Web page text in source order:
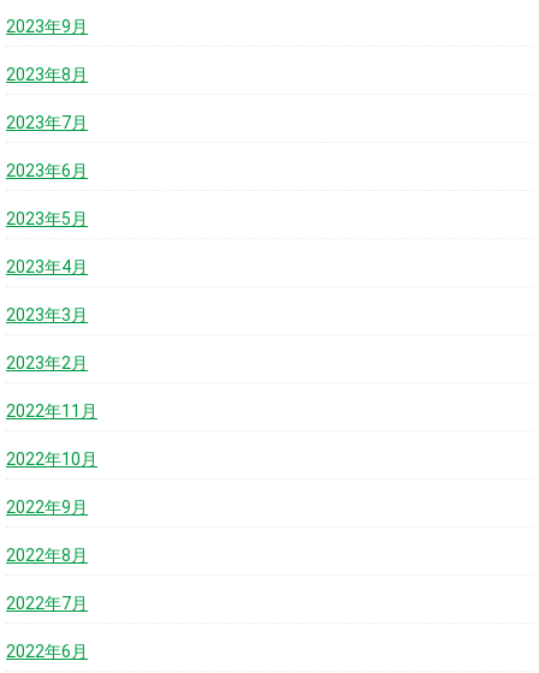
2023年9月
2023年8月
2023年7月
2023年6月
2023年5月
2023年4月
2023年3月
2023年2月
2022年11月
2022年10月
2022年9月
2022年8月
2022年7月
2022年6月